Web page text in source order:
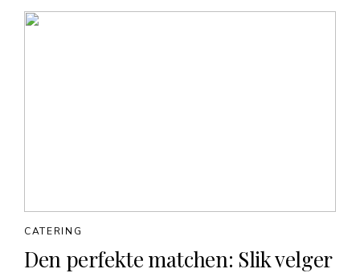
Den perfekte matchen: Slik velger
CATERING